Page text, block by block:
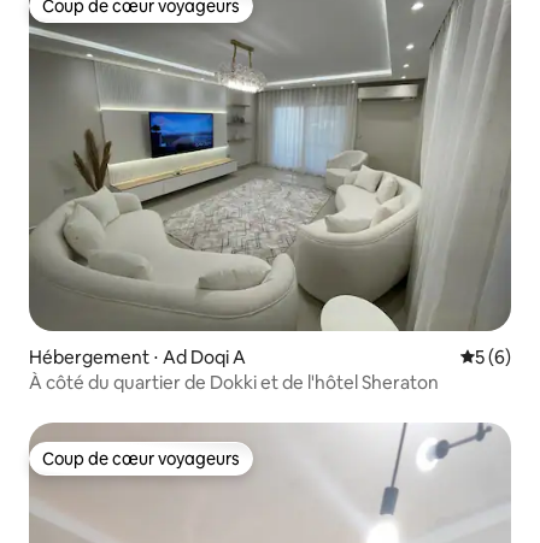
Coup de cœur voyageurs
Coup de cœur voyageurs
Hébergement ⋅ Ad Doqi A
5 (6)
À côté du quartier de Dokki et de l'hôtel Sheraton
Coup de cœur voyageurs
Coup de cœur voyageurs